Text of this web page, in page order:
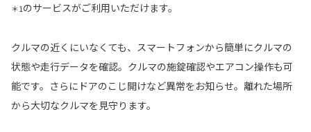
＊1のサービスがご利用いただけます。
クルマの近くにいなくても、スマートフォンから簡単にクルマの
状態や走行データを確認。クルマの施錠確認やエアコン操作も可
能です。さらにドアのこじ開けなど異常をお知らせ。離れた場所
から大切なクルマを見守ります。